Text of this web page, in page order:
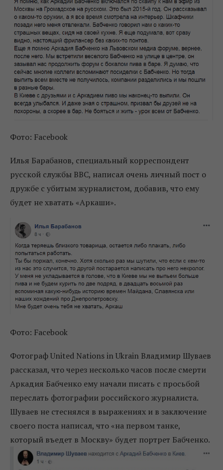
Фото: Facebook
Илья Барабанов, специальный корреспондент
русской службы BBC, написал очень личный пост о
дружбе с убитым журналистом, добавив, что ему
будет не хватать «Аркаши».
Фото: Facebook
Фотограф United Nations in Ukrain Владимир Шуваев
рассказал, что через несколько часов после смерти
Аркадия Бабченко ему начали писать с просьбой
переслать фотографии российского журналиста.
Шуваев не стеснялся в выражениях и в заключение
своего поста написал, что «на первом танке,
который въедет в Москву» будет портрет Бабченко.